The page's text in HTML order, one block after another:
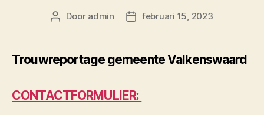
Berichtauteur
Door admin Berichtdatum
februari 15, 2023
Trouwreportage gemeente Valkenswaard
CONTACTFORMULIER: